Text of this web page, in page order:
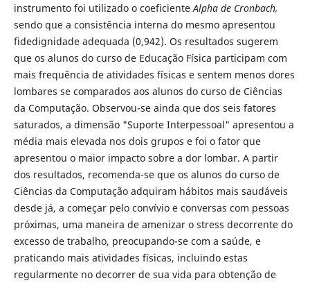
instrumento foi utilizado o coeficienteAlpha de Cronbach,
sendo que a consistência interna do mesmo apresentou
fidedignidade adequada (0,942). Os resultados sugerem
que os alunos do curso de Educação Física participam com
mais frequência de atividades físicas e sentem menos dores
lombares se comparados aos alunos do curso de Ciências
da Computação. Observou-se ainda que dos seis fatores
saturados, a dimensão "Suporte Interpessoal" apresentou a
média mais elevada nos dois grupos e foi o fator que
apresentou o maior impacto sobre a dor lombar. A partir
dos resultados, recomenda-se que os alunos do curso de
Ciências da Computação adquiram hábitos mais saudáveis
desde já, a começar pelo convívio e conversas com pessoas
próximas, uma maneira de amenizar o stress decorrente do
excesso de trabalho, preocupando-se com a saúde, e
praticando mais atividades físicas, incluindo estas
regularmente no decorrer de sua vida para obtenção de